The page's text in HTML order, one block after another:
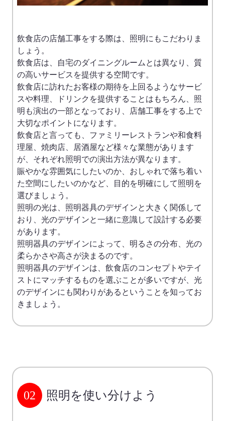
飲食店の店舗工事をする際は、照明にもこだわりま
しょう。
飲食店は、自宅のダイニングルームとは異なり、質
の高いサービスを提供する空間です。
飲食店に訪れたお客様の期待を上回るようなサービ
スや料理、ドリンクを提供することはもちろん、照
明も演出の一部となっており、店舗工事をする上で
大切なポイントになります。
飲食店と言っても、ファミリーレストランや和食料
理屋、焼肉店、居酒屋など様々な業態があります
が、それぞれ照明での演出方法が異なります。
賑やかな雰囲気にしたいのか、おしゃれで落ち着い
た空間にしたいのかなど、目的を明確にして照明を
選びましょう。
照明の光は、照明器具のデザインと大きく関係して
おり、光のデザインと一緒に意識して設計する必要
があります。
照明器具のデザインによって、明るさの分布、光の
柔らかさや高さが決まるのです。
照明器具のデザインは、飲食店のコンセプトやテイ
ストにマッチするものを選ぶことが多いですが、光
のデザインにも関わりがあるということを知ってお
きましょう。
02 照明を使い分けよう